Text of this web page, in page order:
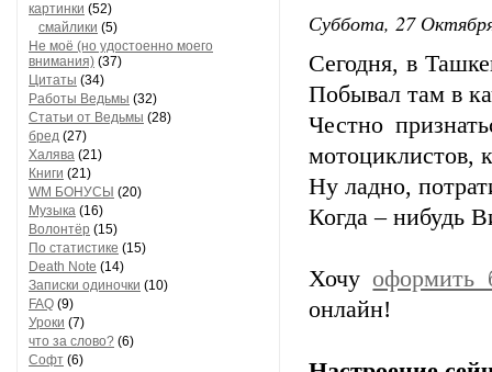
картинки (52)
смайлики (5)
Не моё (но удостоенно моего
внимания) (37)
Цитаты (34)
Работы Ведьмы (32)
Статьи от Ведьмы (28)
бред (27)
Халява (21)
Книги (21)
WM БОНУСЫ (20)
Музыка (16)
Волонтёр (15)
По статистике (15)
Death Note (14)
Записки одиночки (10)
FAQ (9)
Уроки (7)
что за слово? (6)
Софт (6)
Суббота, 27
Сегодня, в
Побывал там в
Честно
мотоциклистов,
Ну ладно,
Когда – нибудь
Хочу оформить
онлайн!